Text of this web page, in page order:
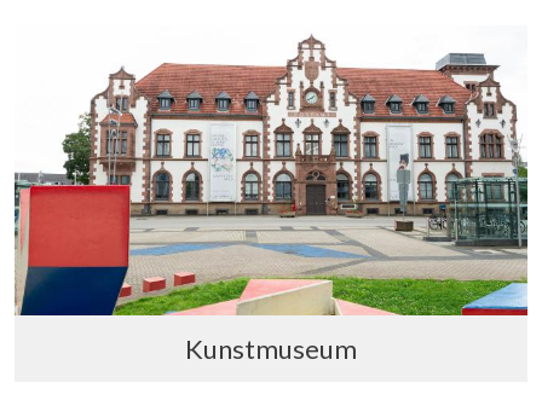
Kunstmuseum